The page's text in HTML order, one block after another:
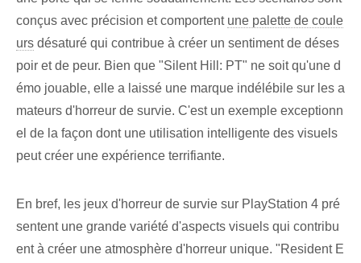
conçus avec précision et comportent une palette de coule
urs désaturé qui contribue à créer un sentiment de déses
poir et de peur. Bien que "Silent Hill: PT" ne soit qu'une d
émo jouable, elle a laissé une marque indélébile sur les a
mateurs d'horreur de survie. C'est un exemple exceptionn
el de la façon dont une utilisation intelligente des visuels
peut créer une expérience terrifiante.
En bref, les jeux d'horreur de survie sur PlayStation 4 pré
sentent une grande variété d'aspects visuels qui contribu
ent à créer une atmosphère d'horreur unique. "Resident E